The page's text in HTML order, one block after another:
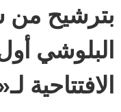
بترشيح من
البلوشي
الافتتاحية